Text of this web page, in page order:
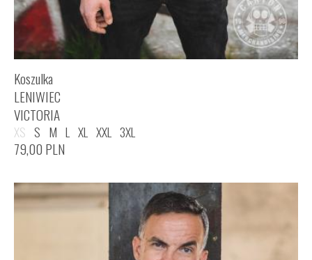
Koszulka
LENIWIEC
VICTORIA
XS S M L XL XXL 3XL
79,00 PLN